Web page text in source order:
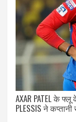
AXAR PATEL के फ्लू
PLESSIS ने